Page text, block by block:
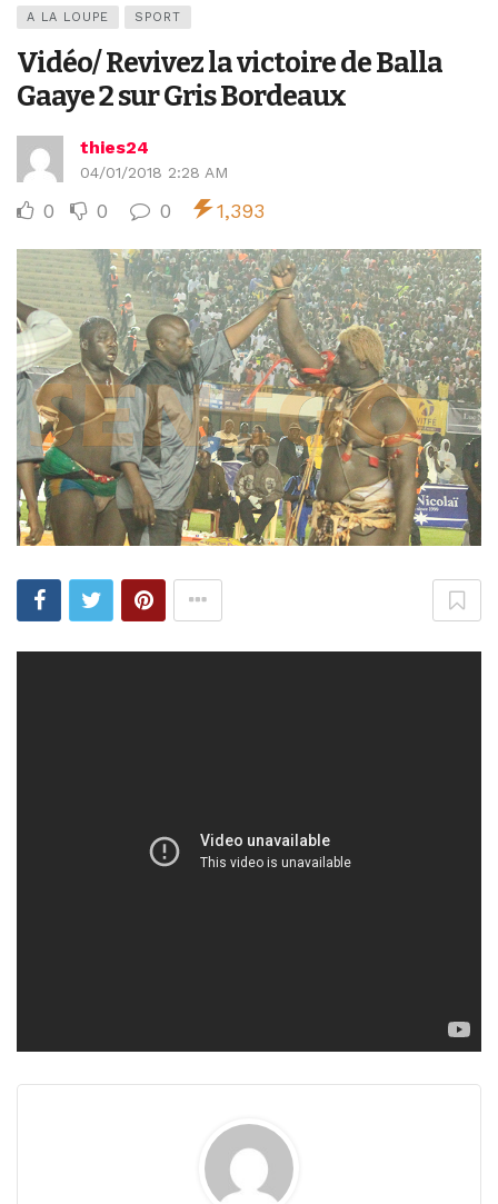
A LA LOUPE SPORT
Vidéo/ Revivez la victoire de Balla
Gaaye 2 sur Gris Bordeaux
thies24
04/01/2018 2:28 AM
0 0 0 1,393